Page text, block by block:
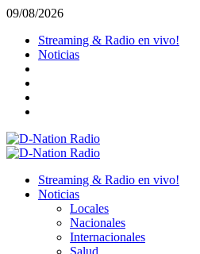
Saltar
contenido
09/08/2026
Streaming & Radio en vivo!
Noticias
Menú
Streaming & Radio en vivo!
Noticias
Locales
Nacionales
Internacionales
Salud